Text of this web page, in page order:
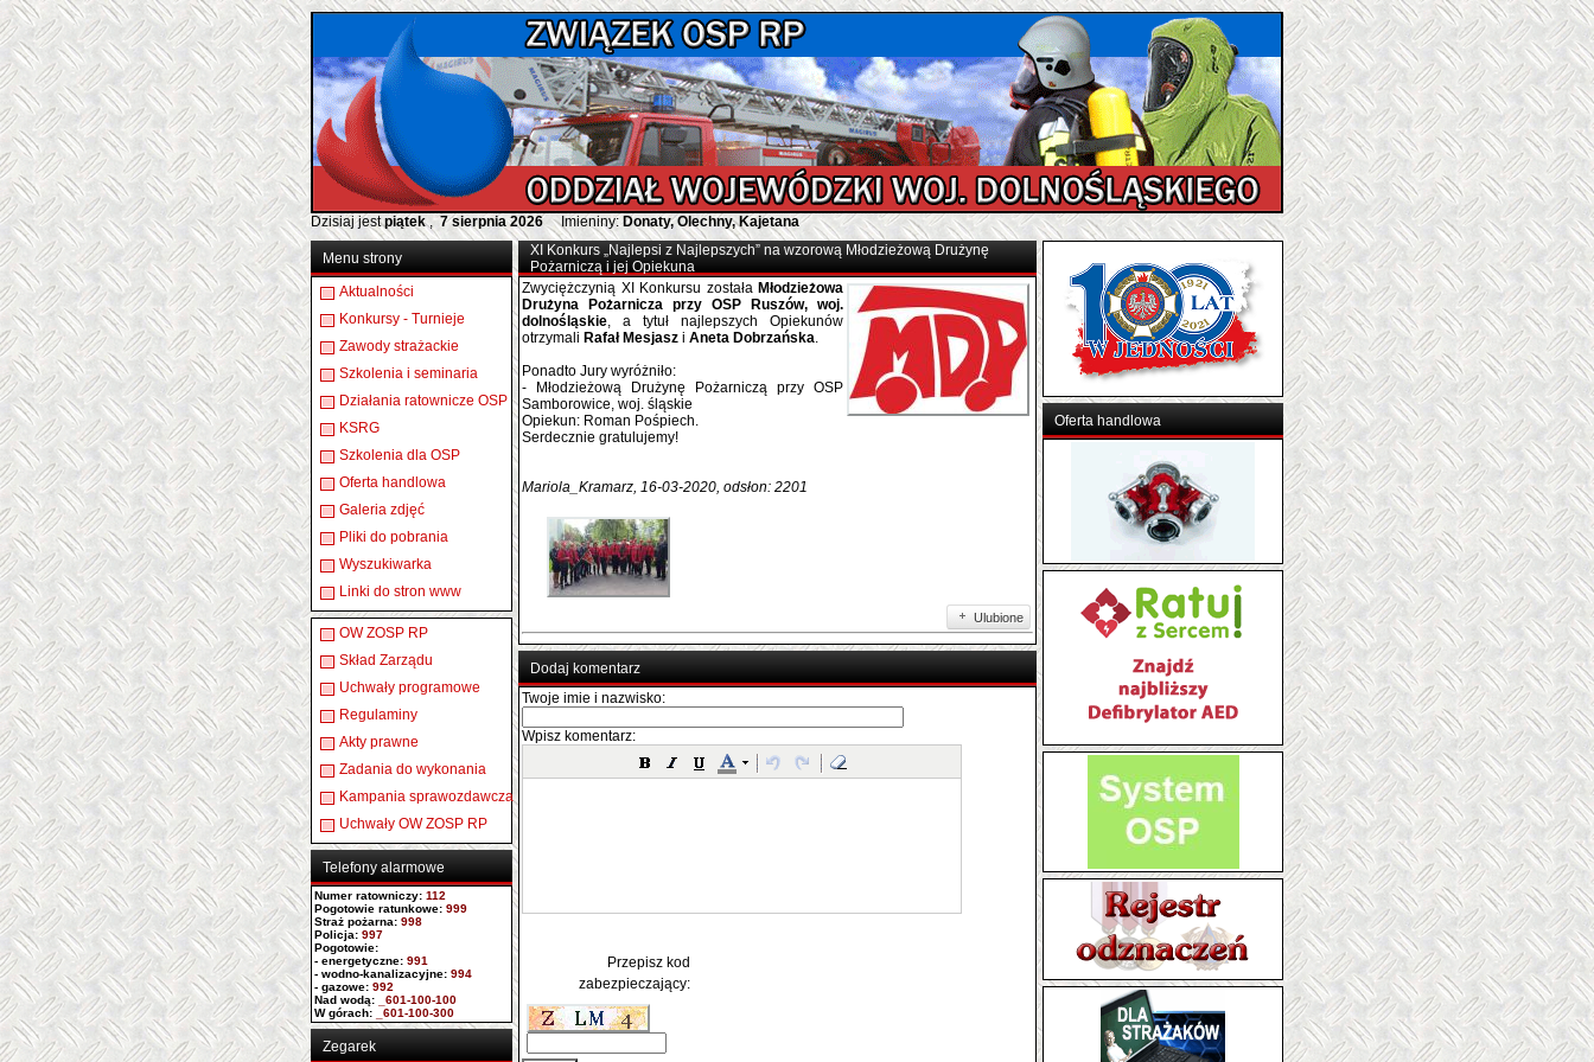
Dzisiaj jestpiątek, 7 sierpnia 2026 Imieniny: Donaty, Olechny, Kajetana
Menu strony
Aktualności
Konkursy - Turnieje
Zawody strażackie
Szkolenia i seminaria
Działania ratownicze OSP
KSRG
Szkolenia dla OSP
Oferta handlowa
Galeria zdjęć
Pliki do pobrania
Wyszukiwarka
Linki do stron www
OW ZOSP RP
Skład Zarządu
Uchwały programowe
Regulaminy
Akty prawne
Zadania do wykonania
Kampania sprawozdawcza
Uchwały OW ZOSP RP
Telefony alarmowe
Numer ratowniczy: 112
Pogotowie ratunkowe: 999
Straż pożarna: 998
Policja: 997
Pogotowie:
- energetyczne: 991
- wodno-kanalizacyjne: 994
- gazowe: 992
Nad wodą: _601-100-100
W górach: _601-100-300
Zegarek
XI Konkurs „Najlepsi z Najlepszych” na wzorową Młodzieżową Drużynę
Pożarniczą i jej Opiekuna
Zwyciężczynią XI Konkursu została Młodzieżowa
Drużyna Pożarnicza przy OSP Ruszów, woj.
dolnośląskie, a tytuł najlepszych Opiekunów
otrzymali Rafał Mesjasz i Aneta Dobrzańska.
Ponadto Jury wyróżniło:
- Młodzieżową Drużynę Pożarniczą przy OSP
Samborowice, woj. śląskie
Opiekun: Roman Pośpiech.
Serdecznie gratulujemy!
Mariola_Kramarz, 16-03-2020, odsłon: 2201
Ulubione
Dodaj komentarz
Twoje imie i nazwisko:
Wpisz komentarz:
Przepisz kod
zabezpieczający:
Oferta handlowa